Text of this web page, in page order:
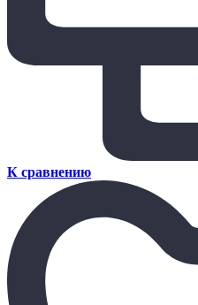
К сравнению